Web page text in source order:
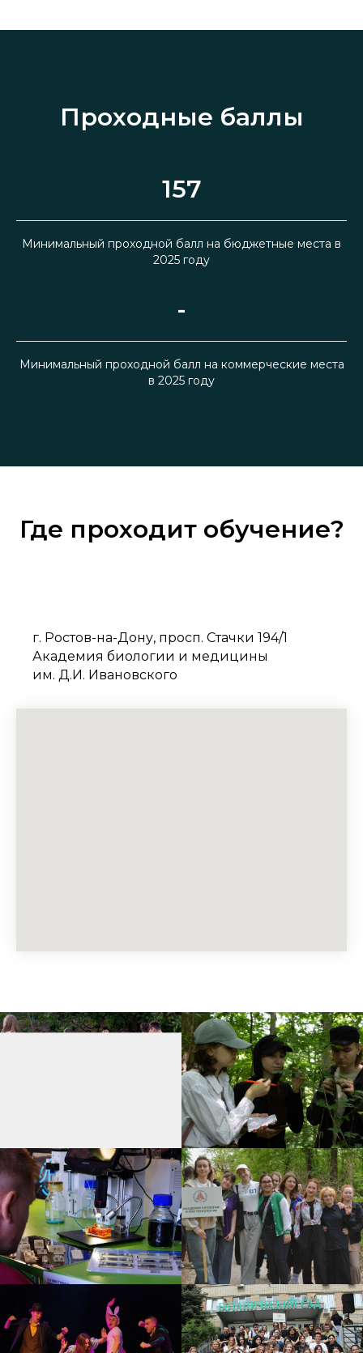
Проходные баллы
157
Минимальный проходной балл на бюджетные места в
2025 году
-
Минимальный проходной балл на коммерческие места
в 2025 году
Где проходит обучение?
г. Ростов-на-Дону, просп. Стачки 194/1
Академия биологии и медицины
им. Д.И. Ивановского